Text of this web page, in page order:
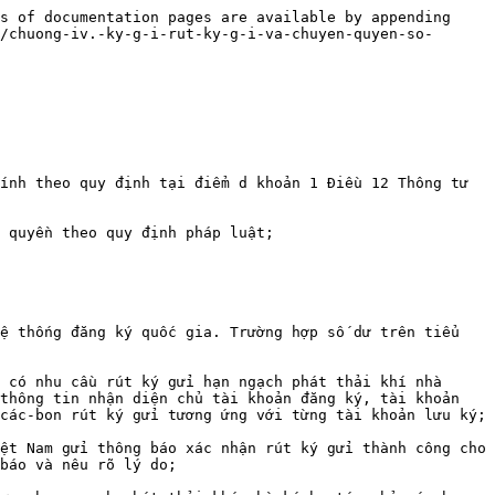
documentation pages are available by appending
iv.-ky-g-i-rut-ky-g-i-va-chuyen-quyen-so-
theo quy định tại điểm d khoản 1 Điều 12 Thông tư
theo quy định pháp luật;
đăng ký quốc gia. Trường hợp số dư trên tiểu
có nhu cầu rút ký gửi hạn ngạch phát thải khí nhà
tin nhận diện chủ tài khoản đăng ký, tài khoản
bon rút ký gửi tương ứng với từng tài khoản lưu ký;
Nam gửi thông báo xác nhận rút ký gửi thành công cho
và nêu rõ lý do;